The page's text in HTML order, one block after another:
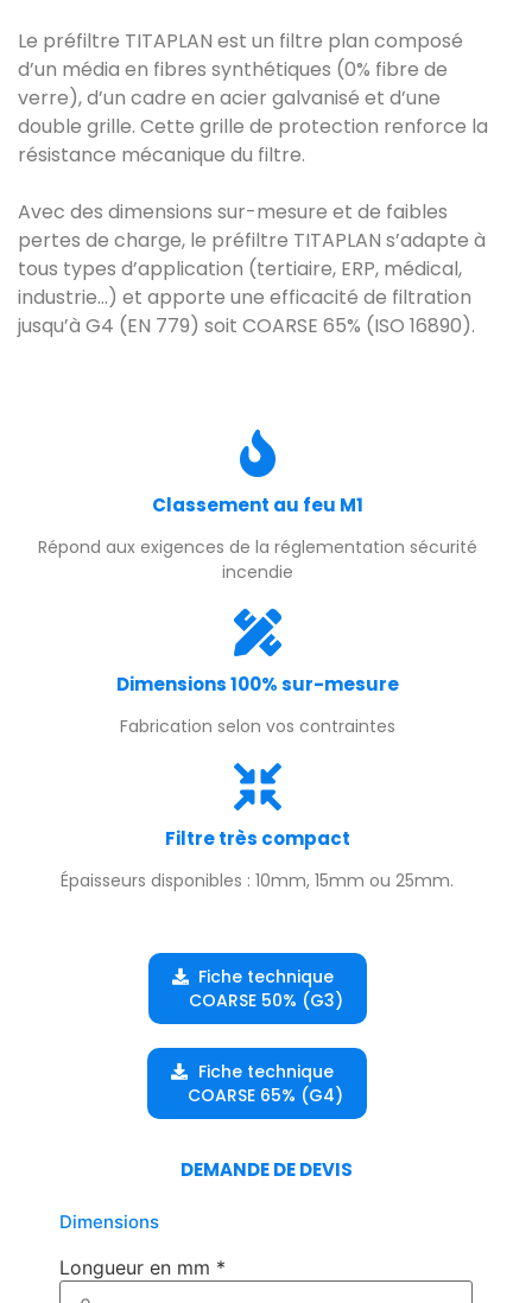
Le préfiltre TITAPLAN est un filtre plan composé
d’un média en fibres synthétiques (0% fibre de
verre), d’un cadre en acier galvanisé et d’une
double grille. Cette grille de protection renforce la
résistance mécanique du filtre.
Avec des dimensions sur-mesure et de faibles
pertes de charge, le préfiltre TITAPLAN s’adapte à
tous types d’application (tertiaire, ERP, médical,
industrie…) et apporte une efficacité de filtration
jusqu’à G4 (EN 779) soit COARSE 65% (ISO 16890).
Classement au feu M1
Répond aux exigences de la réglementation sécurité
incendie
Dimensions 100% sur-mesure
Fabrication selon vos contraintes
Filtre très compact
Épaisseurs disponibles : 10mm, 15mm ou 25mm.
Fiche technique
COARSE 50% (G3)
Fiche technique
COARSE 65% (G4)
DEMANDE DE DEVIS
Dimensions
Longueur en mm *